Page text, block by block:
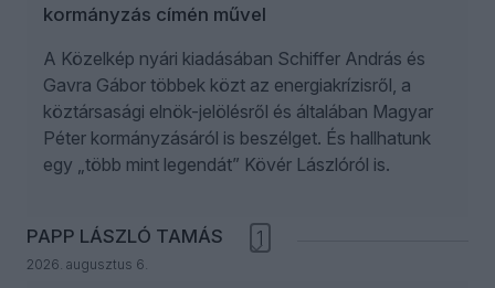
kormányzás címén művel
A Közelkép nyári kiadásában Schiffer András és
Gavra Gábor többek közt az energiakrízisről, a
köztársasági elnök-jelölésről és általában Magyar
Péter kormányzásáról is beszélget. És hallhatunk
egy „több mint legendát” Kövér Lászlóról is.
PAPP LÁSZLÓ TAMÁS
2026. augusztus 6.
1